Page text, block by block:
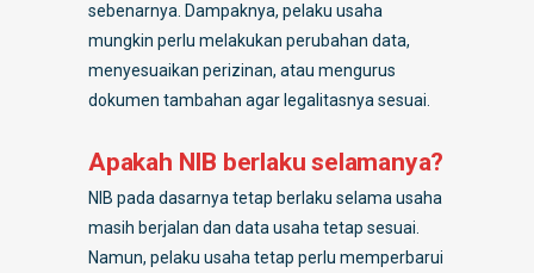
sebenarnya. Dampaknya, pelaku usaha
mungkin perlu melakukan perubahan data,
menyesuaikan perizinan, atau mengurus
dokumen tambahan agar legalitasnya sesuai.
Apakah NIB berlaku selamanya?
NIB pada dasarnya tetap berlaku selama usaha
masih berjalan dan data usaha tetap sesuai.
Namun, pelaku usaha tetap perlu memperbarui